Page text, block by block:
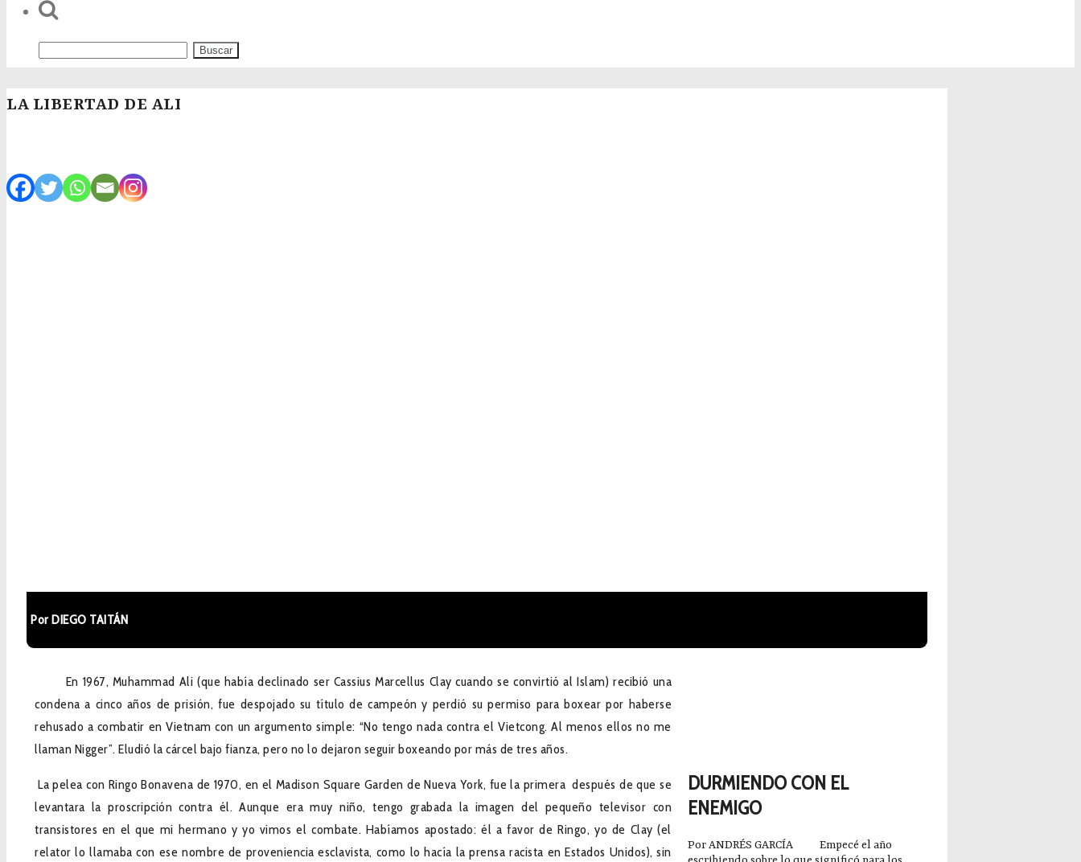
LA LIBERTAD DE ALI
Por DIEGO TAITÁN
En 1967, Muhammad Ali (que había declinado ser Cassius Marcellus Clay cuando se convirtió al Islam) recibió una
condena a cinco años de prisión, fue despojado su título de campeón y perdió su permiso para boxear por haberse
rehusado a combatir en Vietnam con un argumento simple: “No tengo nada contra el Vietcong. Al menos ellos no me
llaman Nigger”. Eludió la cárcel bajo fianza, pero no lo dejaron seguir boxeando por más de tres años.
La pelea con Ringo Bonavena de 1970, en el Madison Square Garden de Nueva York, fue la primera después de que se
levantara la proscripción contra él. Aunque era muy niño, tengo grabada la imagen del pequeño televisor con
transistores en el que mi hermano y yo vimos el combate. Habíamos apostado: él a favor de Ringo, yo de Clay (el
relator lo llamaba con ese nombre de proveniencia esclavista, como lo hacía la prensa racista en Estados Unidos), sin
DURMIENDO CON EL
ENEMIGO
Por ANDRÉS GARCÍA Empecé el año